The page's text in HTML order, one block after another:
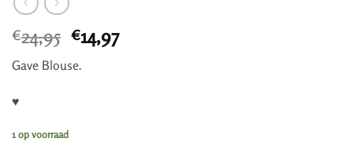
€24,95 Oorspronkelijke
prijs
was:
€14,97Huidige
Gave Blouse.
♥
1 op voorraad